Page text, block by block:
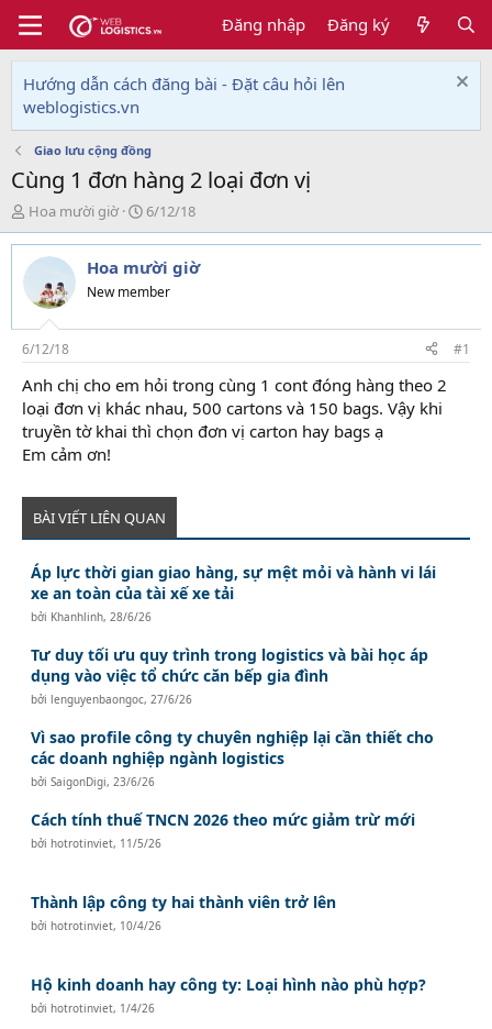
Đăng nhập Đăng ký
Hướng dẫn cách đăng bài - Đặt câu hỏi lên
weblogistics.vn
Giao lưu cộng đồng
Cùng 1 đơn hàng 2 loại đơn vị
T
h
r
e
d
s
t
a
r
t
e
r
Hoa mười giờ
N
g
à
y
g
i
6/12/18
Hoa mười giờ
New member
6/12/18 #1
Anh chị cho em hỏi trong cùng 1 cont đóng hàng theo 2
loại đơn vị khác nhau, 500 cartons và 150 bags. Vậy khi
truyền tờ khai thì chọn đơn vị carton hay bags ạ
Em cảm ơn!
BÀI VIẾT LIÊN QUAN
Áp lực thời gian giao hàng, sự mệt mỏi và hành vi lái
xe an toàn của tài xế xe tải
bởi Khanhlinh, 28/6/26
Tư duy tối ưu quy trình trong logistics và bài học áp
dụng vào việc tổ chức căn bếp gia đình
bởilenguyenbaongoc, 27/6/26
Vì sao profile công ty chuyên nghiệp lại cần thiết cho
các doanh nghiệp ngành logistics
bởiSaigonDigi, 23/6/26
Cách tính thuế TNCN 2026 theo mức giảm trừ mới
bởihotrotinviet, 11/5/26
Thành lập công ty hai thành viên trở lên
bởihotrotinviet, 10/4/26
Hộ kinh doanh hay công ty: Loại hình nào phù hợp?
bởihotrotinviet, 1/4/26